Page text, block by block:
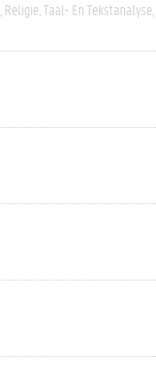
Religie Taal- En Tekstanalyse